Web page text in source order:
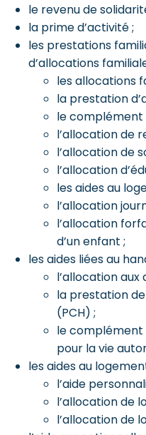
le revenu de
la prime d’activité ;
les prestations
d’allocations
les allocations
la prestation
le complément
l’allocation de
l’allocation de
l’allocation
les aides au
l’allocation
l’allocation
d’un enfant ;
les aides liées au
l’allocation aux
la prestation
(PCH) ;
le complément
pour la vie
les aides au
l’aide
l’allocation de
l’allocation de